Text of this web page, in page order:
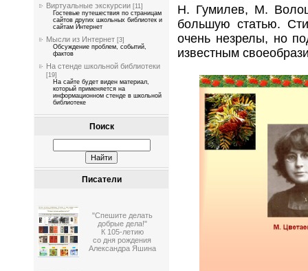
Виртуальные экскурсии [11]
Гостевые путешествия по страницам
сайтов других школьных библиотек и
сайтам Интернет
Мысли из Интернет [3]
Обсуждение проблем, событий,
фактов
На стенде школьной библиотеки
[19]
На сайте будет виден материал,
который применяется на
информационном стенде в школьной
библиотеке
Поиск
Писатели
"Спешите делать
добрые дела!"
К 105-летию
со дня рождения
Александра Яшина
H. Гумилев, М.
большую статью.
очень незpелы, но
известным